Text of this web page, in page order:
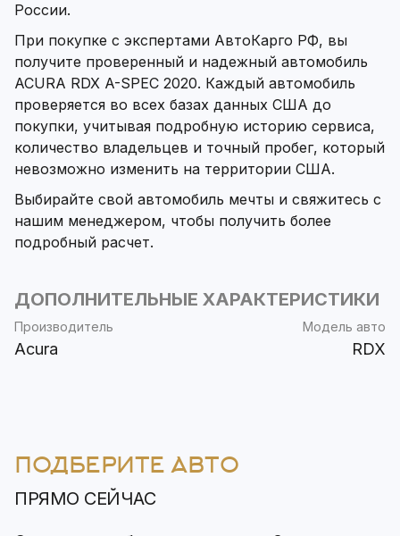
России.
При покупке с экспертами АвтоКарго РФ, вы
получите проверенный и надежный автомобиль
ACURA RDX A-SPEC 2020. Каждый автомобиль
проверяется во всех базах данных США до
покупки, учитывая подробную историю сервиса,
количество владельцев и точный пробег, который
невозможно изменить на территории США.
Выбирайте свой автомобиль мечты и свяжитесь с
нашим менеджером, чтобы получить более
подробный расчет.
ДОПОЛНИТЕЛЬНЫЕ ХАРАКТЕРИСТИКИ
Производитель
Acura
Модель авто
RDX
ПОДБЕРИТЕ АВТО
ПРЯМО СЕЙЧАС